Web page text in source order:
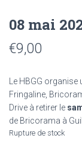
08 mai
€9,00
Le HBGG
Fringaline,
Drive à retirer le
de Bricorama à
Rupture de stock